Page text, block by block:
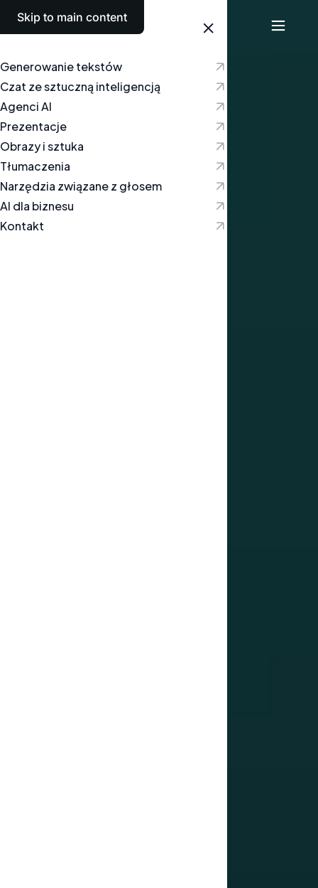
Skip to main content
Generowanie tekstów
Czat ze sztuczną inteligencją
Agenci AI
Prezentacje
Obrazy i sztuka
Tłumaczenia
Narzędzia związane z głosem
AI dla biznesu
Kontakt